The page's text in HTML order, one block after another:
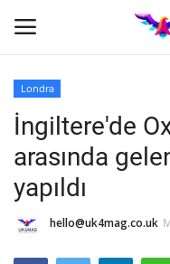
Ana Sayfa
TVNET
TOPLUM
Londra
İngiltere'de
arasında
yapıldı
hello@uk4mag.co.uk